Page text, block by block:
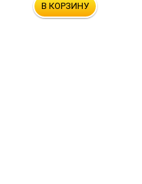
В КОРЗИНУ